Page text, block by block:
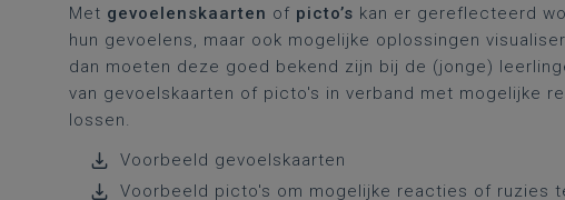
Met gevoelenskaarten of picto’s kan er gereflecteerd
hun gevoelens, maar ook mogelijke oplossingen
dan moeten deze goed bekend zijn bij de (jonge)
van gevoelskaarten of picto's in verband met mogelijke
lossen.
Voorbeeld gevoelskaarten
Voorbeeld picto's om mogelijke reacties of ruzies